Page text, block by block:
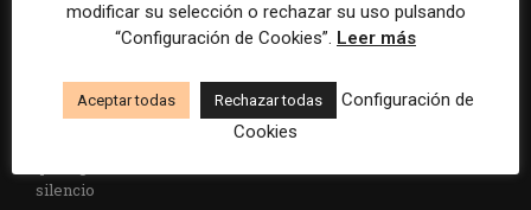
Los medios tienen audiencia,
pero no siempre comunidad:
cómo activar a los lectores
silencio
El buzón como nueva
portada: la estrategia de los
medios para conquistar
modificar su selección o rechazar su uso pulsando
“Configuración de Cookies”. Leer más
Aceptar todas Rechazar todas
Configuración de
Cookies